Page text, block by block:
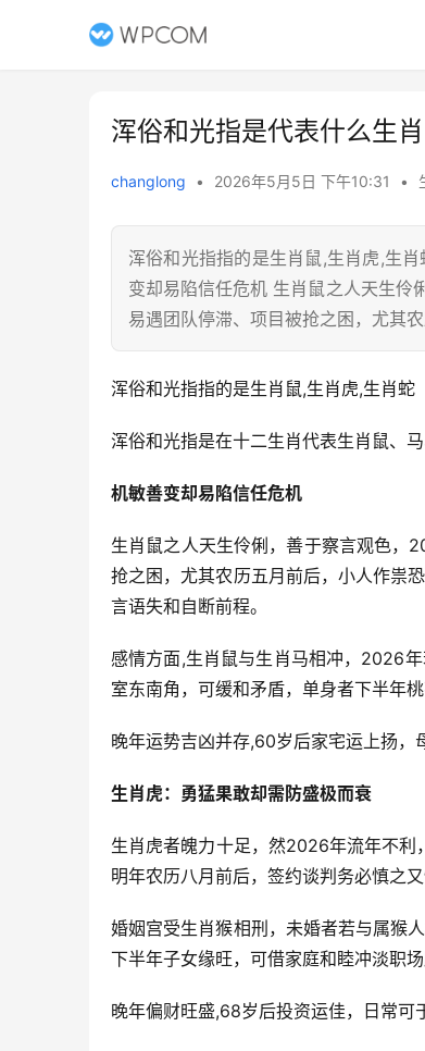
浑俗和光指是代表什么生
changlong • 2026年5月5日 下午10:31 •
浑俗和光指指的是生肖鼠,生肖虎,生
变却易陷信任危机 生肖鼠之人天生
易遇团队停滞、项目被抢之困，尤其
浑俗和光指指的是生肖鼠,生肖虎,生肖蛇
浑俗和光指是在十二生肖代表生肖鼠、
机敏善变却易陷信任危机
生肖鼠之人天生伶俐，善于察言观色，
抢之困，尤其农历五月前后，小人作祟
言语失和自断前程。
感情方面,生肖鼠与生肖马相冲，2026
室东南角，可缓和矛盾，单身者下半年
晚年运势吉凶并存,60岁后家宅运上扬，
生肖虎：勇猛果敢却需防盛极而衰
生肖虎者魄力十足，然2026年流年不利
明年农历八月前后，签约谈判务必慎之
婚姻宫受生肖猴相刑，未婚者若与属猴
下半年子女缘旺，可借家庭和睦冲淡职场
晚年偏财旺盛,68岁后投资运佳，日常可